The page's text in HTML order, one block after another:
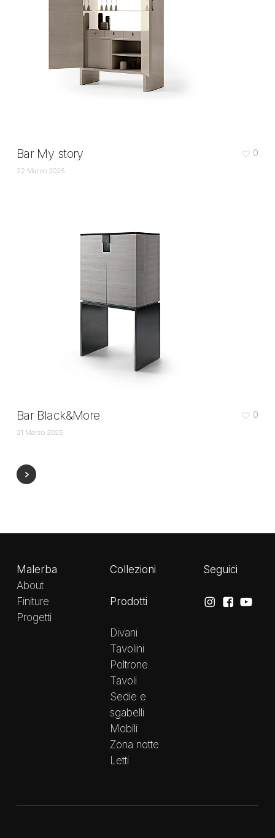
Bar My story
22 Marzo 2025
0
Bar Black&More
21 Marzo 2025
0
Malerba
About
Finiture
Progetti
Collezioni
Prodotti
Divani
Tavolini
Poltrone
Tavoli
Sedie e
sgabelli
Mobili
Zona notte
Letti
Seguici